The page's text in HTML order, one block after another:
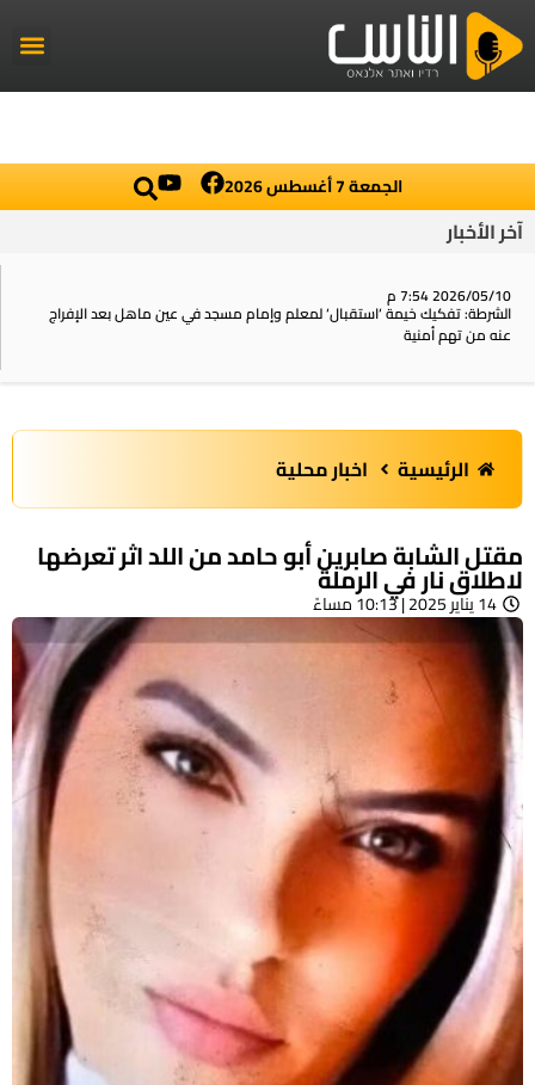
الجمعة 7 أغسطس 2026
آخر الأخبار
2026/05/10 7:54 م
الشرطة: تفكيك خيمة ‘استقبال‘ لمعلم وإمام مسجد في عين ماهل بعد الإفراج
عنه من تهم أمنية
الرئيسية اخبار محلية
مقتل الشابة صابرين أبو حامد من اللد اثر تعرضها
لاطلاق نار في الرملة
14 يناير 2025 | 10:13 مساءً